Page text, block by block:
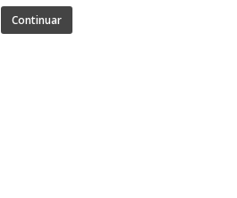
Continuar